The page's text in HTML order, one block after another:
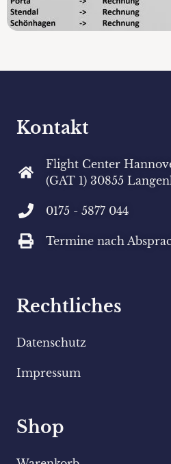
Kontakt
Flight Center
(GAT 1) 30855
0175 - 5877 044
Termine nach
Rechtliches
Datenschutz
Impressum
Shop